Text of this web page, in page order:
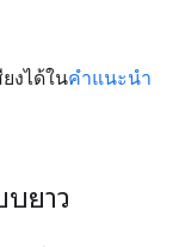
งได้ในคำแนะนำ
ยาว